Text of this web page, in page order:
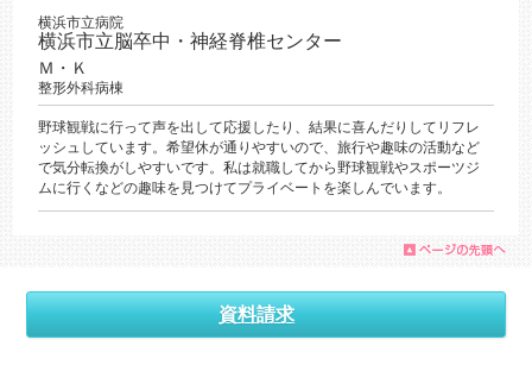
横浜市立病院
横浜市立脳卒中・神経脊椎センター
Ｍ・Ｋ
整形外科病棟
野球観戦に行って声を出して応援したり、結果に喜んだりしてリフレ
ッシュしています。希望休が通りやすいので、旅行や趣味の活動など
で気分転換がしやすいです。私は就職してから野球観戦やスポーツジ
ムに行くなどの趣味を見つけてプライベートを楽しんでいます。
資料請求